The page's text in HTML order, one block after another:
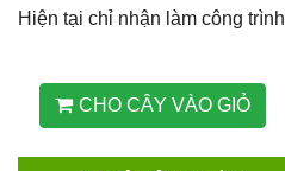
Hiện tại chỉ nhận làm công
CHO CÂY VÀO GIỎ